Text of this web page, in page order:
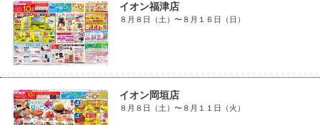
イオン福津店
８月８日（土）〜８月１６日（日）
イオン岡垣店
８月８日（土）〜８月１１日（火）